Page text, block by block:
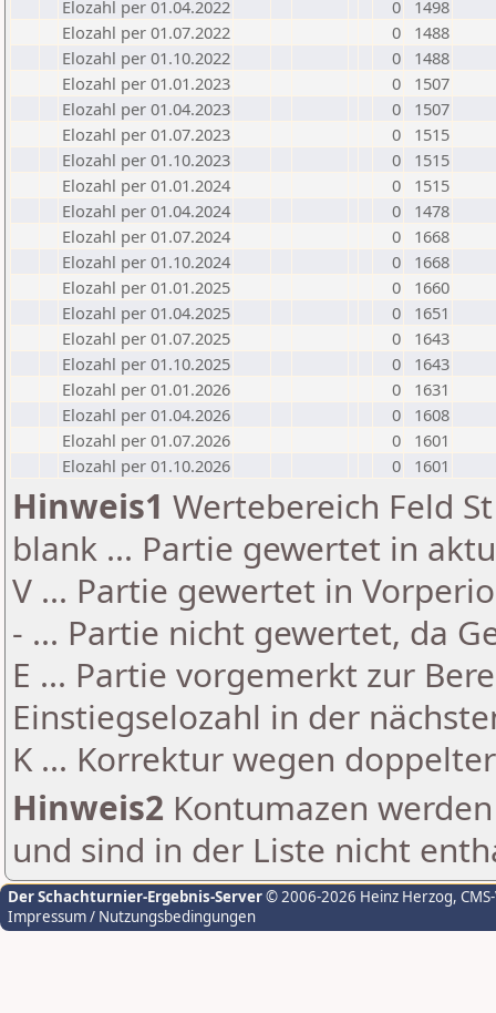
Elozahl per 01.04.2022
0
1498
Elozahl per 01.07.2022
0
1488
Elozahl per 01.10.2022
0
1488
Elozahl per 01.01.2023
0
1507
Elozahl per 01.04.2023
0
1507
Elozahl per 01.07.2023
0
1515
Elozahl per 01.10.2023
0
1515
Elozahl per 01.01.2024
0
1515
Elozahl per 01.04.2024
0
1478
Elozahl per 01.07.2024
0
1668
Elozahl per 01.10.2024
0
1668
Elozahl per 01.01.2025
0
1660
Elozahl per 01.04.2025
0
1651
Elozahl per 01.07.2025
0
1643
Elozahl per 01.10.2025
0
1643
Elozahl per 01.01.2026
0
1631
Elozahl per 01.04.2026
0
1608
Elozahl per 01.07.2026
0
1601
Elozahl per 01.10.2026
0 1601
Hinweis1 Wertebereich Feld
blank ... Partie gewertet in
V ... Partie gewertet in
- ... Partie nicht gewertet, da
E ... Partie vorgemerkt zur
Einstiegselozahl in der
K ... Korrektur wegen
Hinweis2 Kontumazen
und sind in der Liste nicht
Der Schachturnier-Ergebnis-Server© 2006-2026 Heinz Herzog,
Impressum / Nutzungsbedingungen